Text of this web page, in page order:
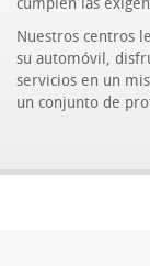
cumplen las
Nuestros centros
su automóvil,
servicios en un
un conjunto de